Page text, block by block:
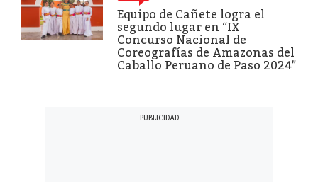
Equipo de Cañete logra el
segundo lugar en “IX
Concurso Nacional de
Coreografías de Amazonas del
Caballo Peruano de Paso 2024″